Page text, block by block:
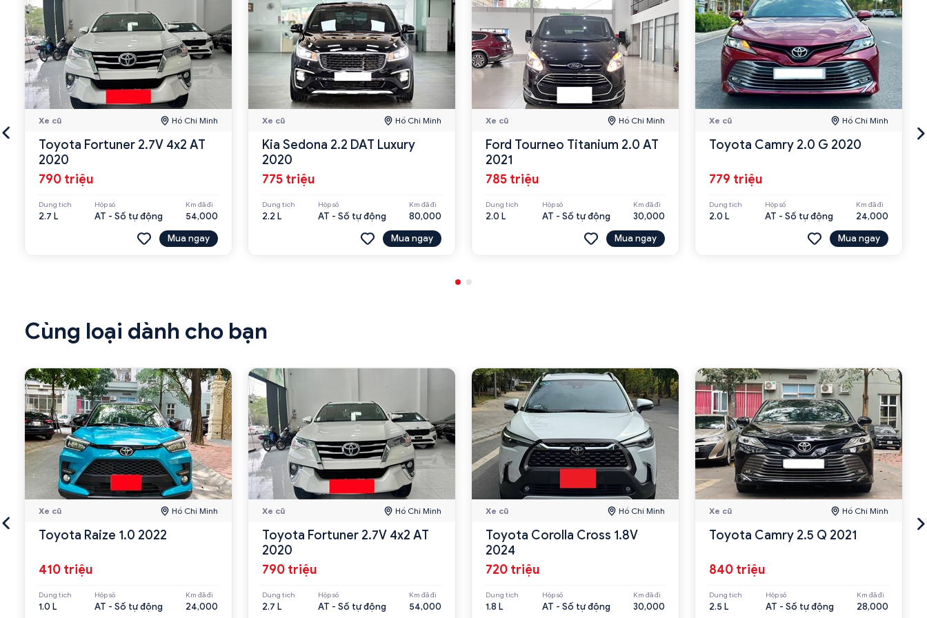
Xe cũ Hồ Chí Minh
Toyota Fortuner 2.7V 4x2 AT
2020
790 triệu
Dung tích
2.7 L
Hộp số
AT - Số tự động
Km đã đi
54,000
Mua ngay
Xe cũ Hồ Chí Minh
Kia Sedona 2.2 DAT Luxury
2020
775 triệu
Dung tích
2.2 L
Hộp số
AT - Số tự động
Km đã đi
80,000
Mua ngay
Xe cũ Hồ Chí Minh
Ford Tourneo Titanium 2.0 AT
2021
785 triệu
Dung tích
2.0 L
Hộp số
AT - Số tự động
Km đã đi
30,000
Mua ngay
Xe cũ Hồ Chí Minh
Toyota Camry 2.0 G 2020
779 triệu
Dung tích
2.0 L
Hộp số
AT - Số tự động
Km đã đi
24,000
Mua ngay
Cùng loại dành cho bạn
Xe cũ Hồ Chí Minh
Toyota Raize 1.0 2022
410 triệu
Dung tích
1.0 L
Hộp số
AT - Số tự động
Km đã đi
24,000
Xe cũ Hồ Chí Minh
Toyota Fortuner 2.7V 4x2 AT
2020
790 triệu
Dung tích
2.7 L
Hộp số
AT - Số tự động
Km đã đi
54,000
Xe cũ Hồ Chí Minh
Toyota Corolla Cross 1.8V
2024
720 triệu
Dung tích
1.8 L
Hộp số
AT - Số tự động
Km đã đi
30,000
Xe cũ Hồ Chí Minh
Toyota Camry 2.5 Q 2021
840 triệu
Dung tích
2.5 L
Hộp số
AT - Số tự động
Km đã đi
28,000